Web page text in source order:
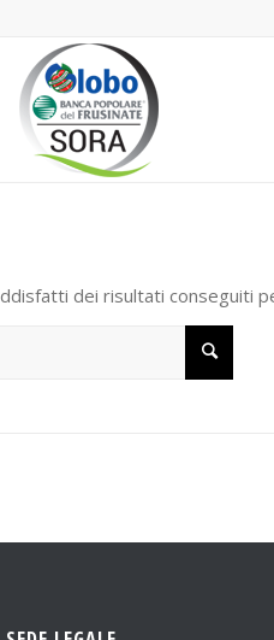
dei risultati conseguiti